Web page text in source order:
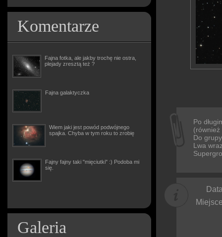
Komentarze
Fajna fotka, ale jakby trochę nie ostra,
plejady zresztą też ?
Fajna galaktyczka
Wiem jaki jest powód podwójnego
spajka. Chyba w tym roku to zrobię
Fajny fajny taki "mięciutki" :) Podoba mi
się.
Galeria
Po
(również
Do
Lwa